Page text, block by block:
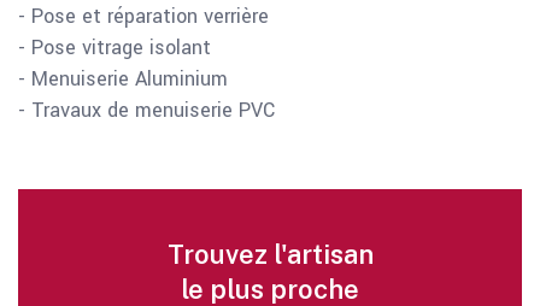
- Pose et réparation verrière
- Pose vitrage isolant
- Menuiserie Aluminium
- Travaux de menuiserie PVC
Trouvez l'artisan
le plus proche